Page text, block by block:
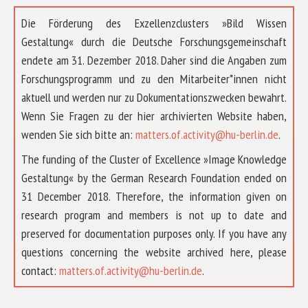
Die Förderung des Exzellenzclusters »Bild Wissen
Gestaltung« durch die Deutsche Forschungsgemeinschaft
endete am 31. Dezember 2018. Daher sind die Angaben zum
Forschungsprogramm und zu den Mitarbeiter*innen nicht
aktuell und werden nur zu Dokumentationszwecken bewahrt.
Wenn Sie Fragen zu der hier archivierten Website haben,
wenden Sie sich bitte an: matters.of.activity@hu-berlin.de.
The funding of the Cluster of Excellence »Image Knowledge
Gestaltung« by the German Research Foundation ended on
31 December 2018. Therefore, the information given on
research program and members is not up to date and
preserved for documentation purposes only. If you have any
questions concerning the website archived here, please
contact: matters.of.activity@hu-berlin.de.
ÜBER UNS